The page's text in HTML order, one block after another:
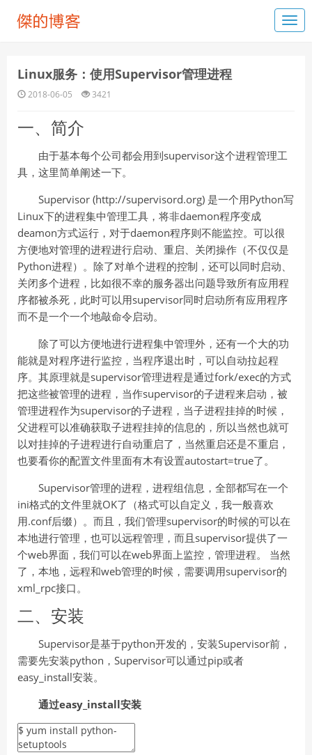
Linux服务：使用Supervisor管理进程
2018-06-05 3421
一、简介
由于基本每个公司都会用到supervisor这个进程管理工
具，这里简单阐述一下。
Supervisor (http://supervisord.org) 是一个用Python写
Linux下的进程集中管理工具，将非daemon程序变成
deamon方式运行，对于daemon程序则不能监控。可以很
方便地对管理的进程进行启动、重启、关闭操作（不仅仅是
Python进程）。除了对单个进程的控制，还可以同时启动、
关闭多个进程，比如很不幸的服务器出问题导致所有应用程
序都被杀死，此时可以用supervisor同时启动所有应用程序
而不是一个一个地敲命令启动。
除了可以方便地进行进程集中管理外，还有一个大的功
能就是对程序进行监控，当程序退出时，可以自动拉起程
序。其原理就是supervisor管理进程是通过fork/exec的方式
把这些被管理的进程，当作supervisor的子进程来启动，被
管理进程作为supervisor的子进程，当子进程挂掉的时候，
父进程可以准确获取子进程挂掉的信息的，所以当然也就可
以对挂掉的子进程进行自动重启了，当然重启还是不重启，
也要看你的配置文件里面有木有设置autostart=true了。
Supervisor管理的进程，进程组信息，全部都写在一个
ini格式的文件里就OK了（格式可以自定义，我一般喜欢
用.conf后缀）。而且，我们管理supervisor的时候的可以在
本地进行管理，也可以远程管理，而且supervisor提供了一
个web界面，我们可以在web界面上监控，管理进程。 当然
了，本地，远程和web管理的时候，需要调用supervisor的
xml_rpc接口。
二、安装
Supervisor是基于python开发的，安装Supervisor前，
需要先安装python，Supervisor可以通过pip或者
easy_install安装。
通过easy_install安装